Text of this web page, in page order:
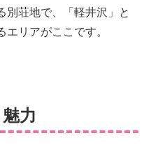
別荘地で、「軽井沢」と
リアがここです。
力